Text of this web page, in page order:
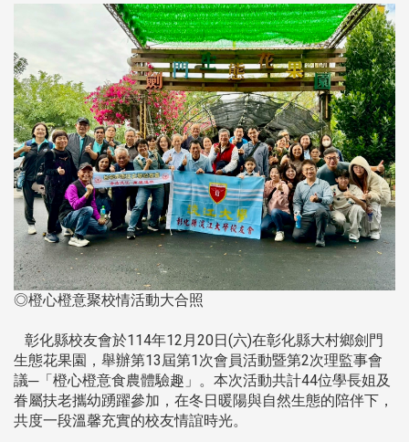
◎橙心橙意聚校情活動大合照
彰化縣校友會於114年12月20日(六)在彰化縣大村鄉劍門
生態花果園，舉辦第13屆第1次會員活動暨第2次理監事會
議─「橙心橙意食農體驗趣」。本次活動共計44位學長姐及
眷屬扶老攜幼踴躍參加，在冬日暖陽與自然生態的陪伴下，
共度一段溫馨充實的校友情誼時光。